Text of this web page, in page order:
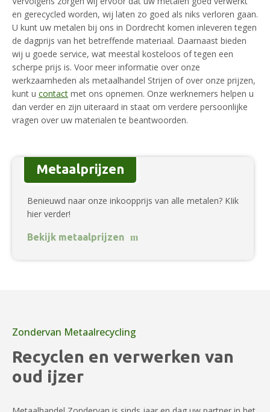
en gerecycled worden, wij laten zo goed als niks verloren gaan.
U kunt uw metalen bij ons in Dordrecht komen inleveren tegen
de dagprijs van het betreffende materiaal. Daarnaast bieden
wij u goede service, wat meestal kosteloos of tegen een
scherpe prijs is. Voor meer informatie over onze
werkzaamheden als metaalhandel Strijen of over onze prijzen,
kunt u contact met ons opnemen. Onze werknemers helpen u
dan verder en zijn uiteraard in staat om verdere persoonlijke
vragen over uw materialen te beantwoorden.
Metaalprijzen
Benieuwd naar onze inkoopprijs van alle metalen? KIik
hier verder!
Bekijk metaalprijzen
Zondervan Metaalrecycling
Recyclen en verwerken van
oud ijzer